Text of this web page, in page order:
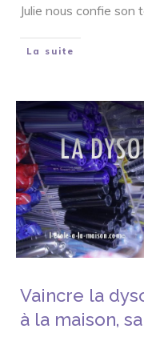
Julie nous confie son
La suite
Vaincre la
à la maison,